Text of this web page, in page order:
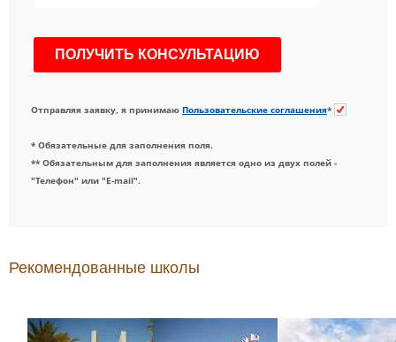
Отправляя заявку, я принимаю Пользовательские соглашения*
* Обязательные для заполнения поля.
** Обязательным для заполнения является одно из двух полей -
"Телефон" или "E-mail".
Рекомендованные школы